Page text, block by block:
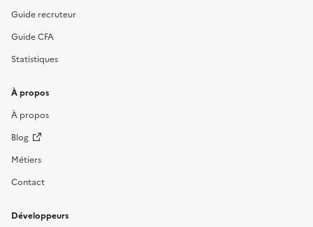
Guide recruteur
Guide CFA
Statistiques
À propos
À propos
Blog
Métiers
Contact
Développeurs